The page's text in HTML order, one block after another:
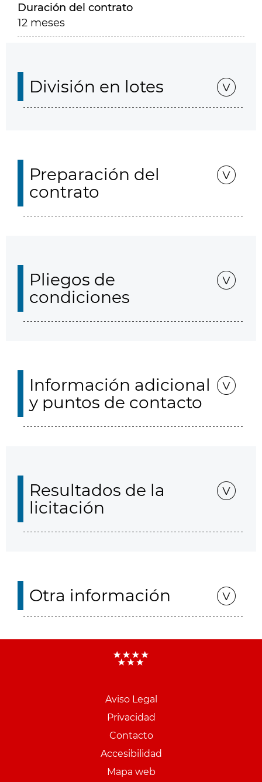
Duración del contrato
12 meses
División en lotes
Preparación del
contrato
Pliegos de
condiciones
Información adicional
y puntos de contacto
Resultados de la
licitación
Otra información
Aviso Legal
Privacidad
Contacto
Accesibilidad
Mapa web